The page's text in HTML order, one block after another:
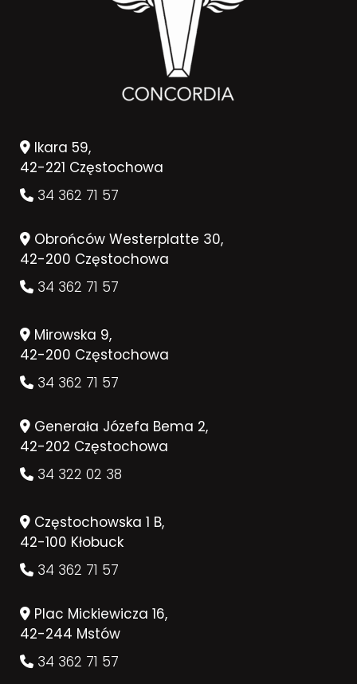
Ikara 59,
42-221 Częstochowa
34 362 71 57
Obrońców Westerplatte 30,
42-200 Częstochowa
34 362 71 57
Mirowska 9,
42-200 Częstochowa
34 362 71 57
Generała Józefa Bema 2,
42-202 Częstochowa
34 322 02 38
Częstochowska 1 B,
42-100 Kłobuck
34 362 71 57
Plac Mickiewicza 16,
42-244 Mstów
34 362 71 57